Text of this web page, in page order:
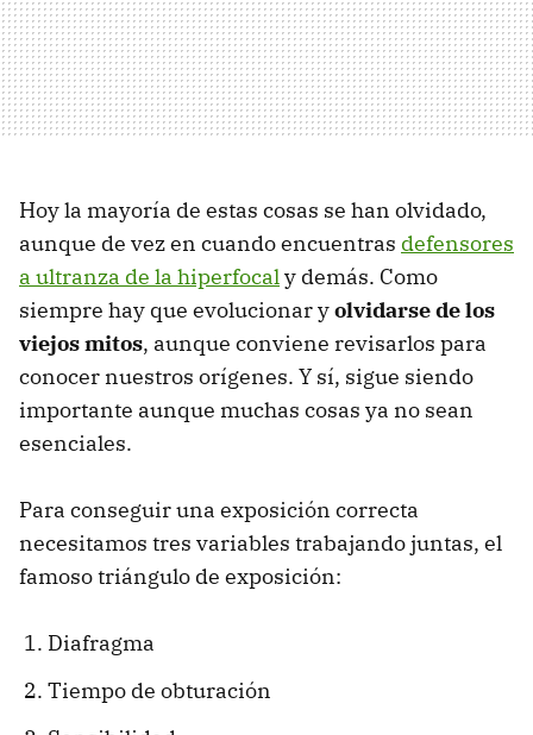
Hoy la mayoría de estas cosas se han olvidado,
aunque de vez en cuando encuentras defensores
a ultranza de la hiperfocaly demás. Como
siempre hay que evolucionar yolvidarse de los
viejos mitos, aunque conviene revisarlos para
conocer nuestros orígenes. Y sí, sigue siendo
importante aunque muchas cosas ya no sean
esenciales.
Para conseguir una exposición correcta
necesitamos tres variables trabajando juntas, el
famoso triángulo de exposición:
Diafragma
Tiempo de obturación